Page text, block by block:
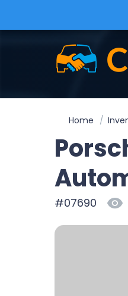
Home
#07690